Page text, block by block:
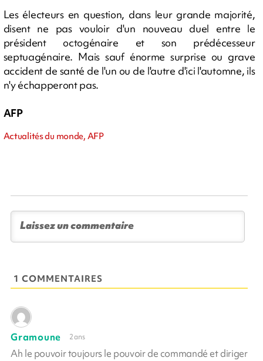
Les électeurs en question, dans leur grande majorité,
disent ne pas vouloir d'un nouveau duel entre le
président octogénaire et son prédécesseur
septuagénaire. Mais sauf énorme surprise ou grave
accident de santé de l'un ou de l'autre d'ici l'automne, ils
n'y échapperont pas.
AFP
Actualités du monde, AFP
1 COMMENTAIRES
Gramoune 2 ans
Ah le pouvoir toujours le pouvoir de commandé et diriger